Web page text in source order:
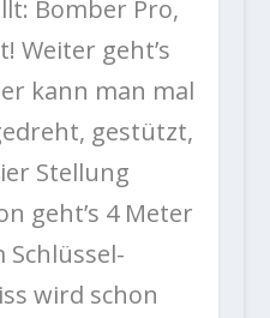
Bomber Pro,
Weiter geht’s
kann man mal
gestützt,
Stellung
geht’s 4 Meter
Schlüssel-
wird schon